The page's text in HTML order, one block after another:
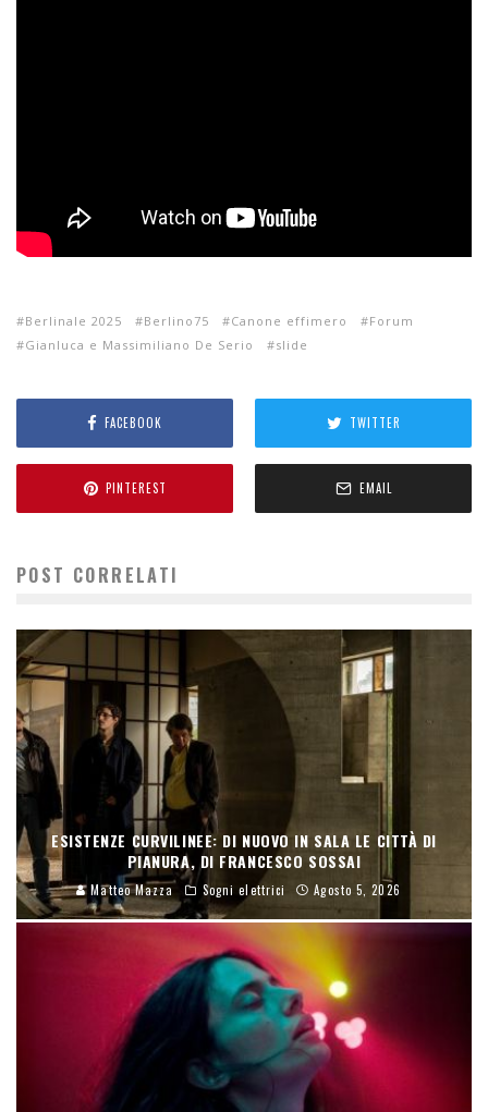
Berlinale 2025 Berlino75 Canone effimero
Forum
Gianluca e Massimiliano De Serio
slide
FACEBOOK TWITTER
PINTEREST EMAIL
POST CORRELATI
ESISTENZE CURVILINEE: DI NUOVO IN SALA LE CITTÀ DI
PIANURA, DI FRANCESCO SOSSAI
Matteo Mazza Sogni elettrici Agosto 5, 2026